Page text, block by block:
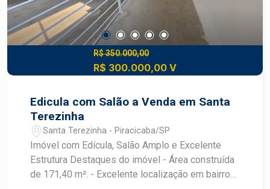
R$ 350.000,00
R$ 300.000,00 V
Edicula com Salão a Venda em Santa
Terezinha
Santa Terezinha - Piracicaba/SP
Imóvel com Edícula, Salão Amplo e Excelente
Estrutura Destaques do imóvel - Área construída
de 171,40 m². - Excelente localização em bairro